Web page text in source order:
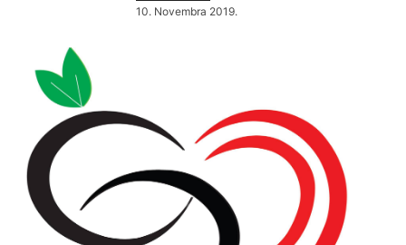
10. Novembra 2019.